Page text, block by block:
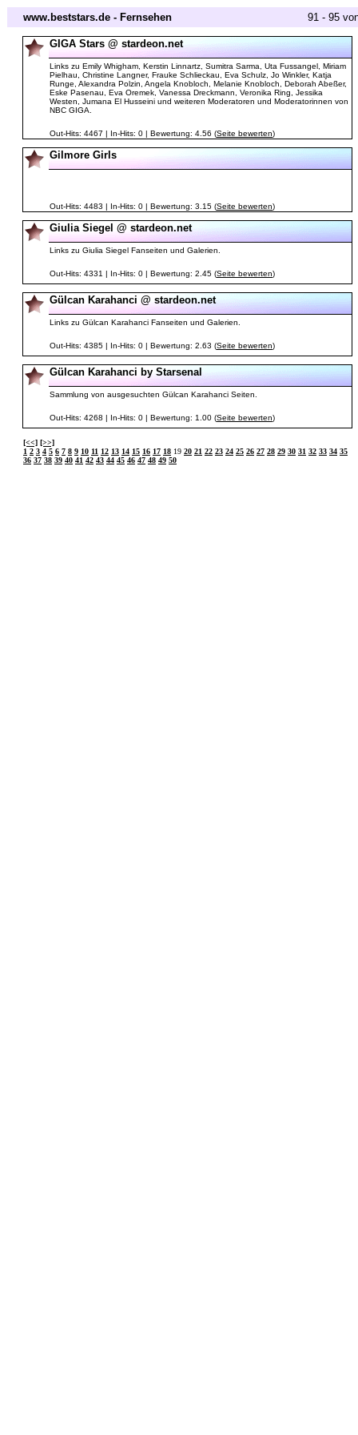
www.beststars.de - Fernsehen 91 - 95
GIGA Stars @ stardeon.net
Links zu Emily Whigham, Kerstin Linnartz, Sumitra Sarma, Uta Fussangel, Miriam
Pielhau, Christine Langner, Frauke Schlieckau, Eva Schulz, Jo Winkler, Katja
Runge, Alexandra Polzin, Angela Knobloch, Melanie Knobloch, Deborah Abeßer,
Eske Pasenau, Eva Oremek, Vanessa Dreckmann, Veronika Ring, Jessika
Westen, Jumana El Husseini und weiteren Moderatoren und Moderatorinnen von
NBC GIGA.
Out-Hits: 4467 | In-Hits: 0 | Bewertung: 4.56 (Seite bewerten)
Gilmore Girls
Out-Hits: 4483 | In-Hits: 0 | Bewertung: 3.15 (Seite bewerten)
Giulia Siegel @ stardeon.net
Links zu Giulia Siegel Fanseiten und Galerien.
Out-Hits: 4331 | In-Hits: 0 | Bewertung: 2.45 (Seite bewerten)
Gülcan Karahanci @ stardeon.net
Links zu Gülcan Karahanci Fanseiten und Galerien.
Out-Hits: 4385 | In-Hits: 0 | Bewertung: 2.63 (Seite bewerten)
Gülcan Karahanci by Starsenal
Sammlung von ausgesuchten Gülcan Karahanci Seiten.
Out-Hits: 4268 | In-Hits: 0 | Bewertung: 1.00 (Seite bewerten)
[<<] [>>]
1 2 3 4 5 6 7 8 9 10 11 12 13 14 15 16 17 18 19 20 21 22 23 24 25 26 27 28 29 30 31 32 33 34 35
36 37 38 39 40 41 42 43 44 45 46 47 48 49 50